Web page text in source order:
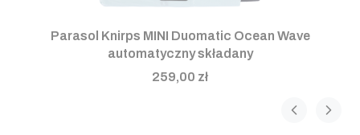
Parasol Knirps MINI Duomatic Ocean Wave
automatyczny składany
259,00 zł